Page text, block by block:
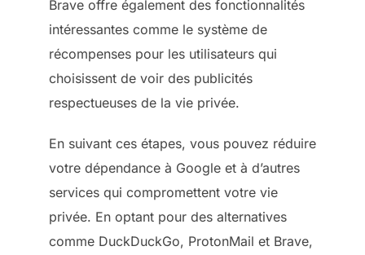
Brave offre également des fonctionnalités
intéressantes comme le système de
récompenses pour les utilisateurs qui
choisissent de voir des publicités
respectueuses de la vie privée.
En suivant ces étapes, vous pouvez réduire
votre dépendance à Google et à d’autres
services qui compromettent votre vie
privée. En optant pour des alternatives
comme DuckDuckGo, ProtonMail et Brave,